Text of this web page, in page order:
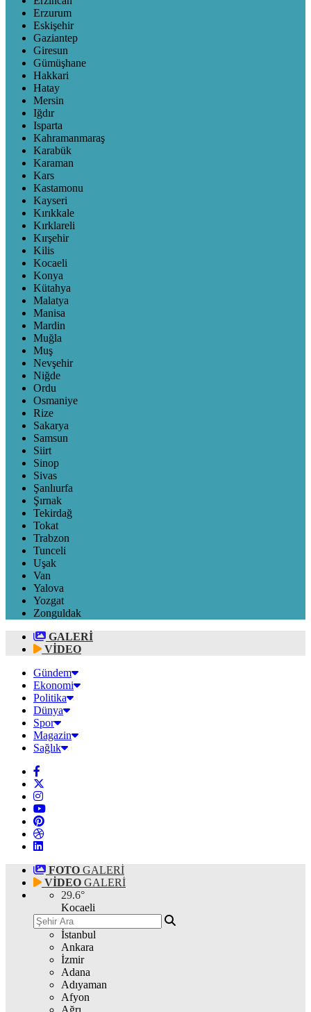
Erzurum
Eskişehir
Gaziantep
Giresun
Gümüşhane
Hakkari
Hatay
Mersin
Iğdır
Isparta
Kahramanmaraş
Karabük
Karaman
Kars
Kastamonu
Kayseri
Kırıkkale
Kırklareli
Kırşehir
Kilis
Kocaeli
Konya
Kütahya
Malatya
Manisa
Mardin
Muğla
Muş
Nevşehir
Niğde
Ordu
Osmaniye
Rize
Sakarya
Samsun
Siirt
Sinop
Sivas
Şanlıurfa
Şırnak
Tekirdağ
Tokat
Trabzon
Tunceli
Uşak
Van
Yalova
Yozgat
Zonguldak
GALERİ
VİDEO
Gündem
Ekonomi
Politika
Dünya
Spor
Magazin
Sağlık
FOTO GALERİ
VİDEO GALERİ
29.6°
Kocaeli
İstanbul
Ankara
İzmir
Adana
Adıyaman
Afyon
Ağrı